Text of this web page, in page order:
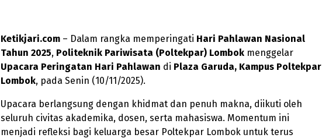
Ketikjari.com – Dalam rangka memperingati Hari Pahlawan Nasional
Tahun 2025, Politeknik Pariwisata (Poltekpar) Lombok menggelar
Upacara Peringatan Hari Pahlawan di Plaza Garuda, Kampus Poltekpar
Lombok, pada Senin (10/11/2025).
Upacara berlangsung dengan khidmat dan penuh makna, diikuti oleh
seluruh civitas akademika, dosen, serta mahasiswa. Momentum ini
menjadi refleksi bagi keluarga besar Poltekpar Lombok untuk terus